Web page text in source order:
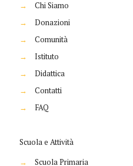
→
Chi Siamo
→
Donazioni
→
Comunità
→
Istituto
→
Didattica
→
Contatti
→
FAQ
Scuola e Attività
→
Scuola Primaria